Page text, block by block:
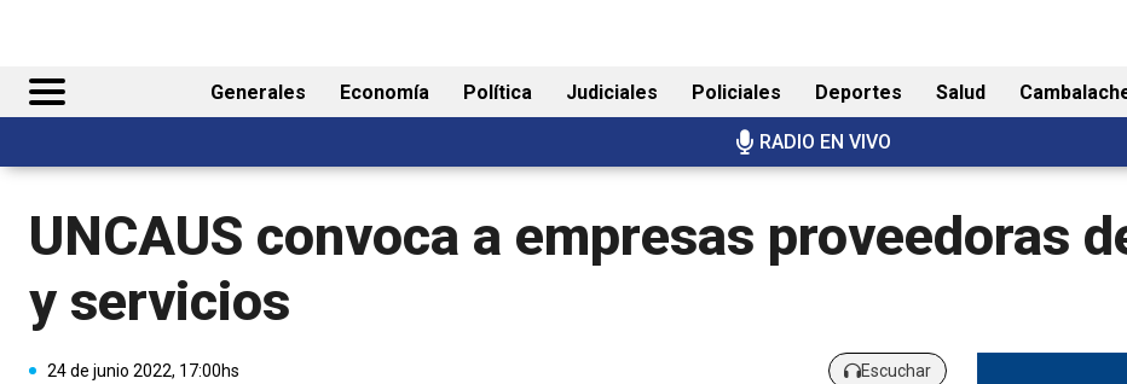
Generales Economía Política Judiciales Policiales Deportes Salud
RADIO EN VIVO
UNCAUS convoca a empresas proveedoras
y servicios
24 de junio 2022, 17:00hs Escuchar